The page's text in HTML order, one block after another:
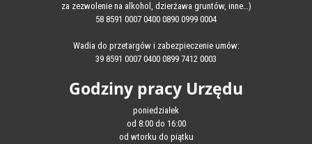
za zezwolenie na alkohol, dzierżawa gruntów, inne…)
58 8591 0007 0400 0890 0999 0004
Wadia do przetargów i zabezpieczenie umów:
39 8591 0007 0400 0899 7412 0003
Godziny pracy Urzędu
poniedziałek
od 8:00 do 16:00
od wtorku do piątku